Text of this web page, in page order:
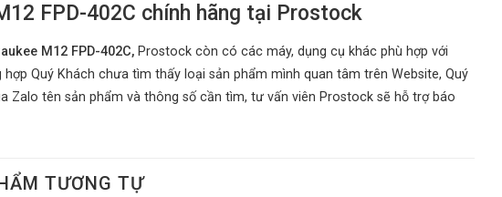
FPD-402C chính hãng tại Prostock
M12 FPD-402C, Prostock còn có các máy, dụng cụ khác phù hợp với
Quý Khách chưa tìm thấy loại sản phẩm mình quan tâm trên Website, Quý
Zalo tên sản phẩm và thông số cần tìm, tư vấn viên Prostock sẽ hỗ trợ báo
TƯƠNG TỰ